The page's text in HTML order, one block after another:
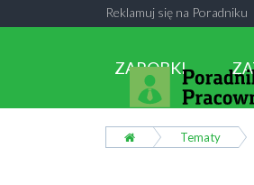
Reklamuj się na Poradniku
ZAROBKI
Tematy